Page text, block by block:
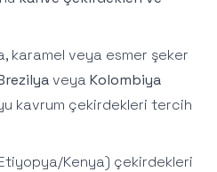
karamel veya esmer şeker
veyaKolombiya
kavrum çekirdekleri tercih
Kenya) çekirdekleri